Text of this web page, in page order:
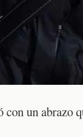
con un abrazo